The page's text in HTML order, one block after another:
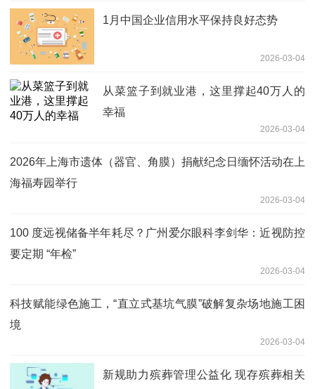
1月中国企业信用水平保持良好态势
2026-03-04
从菜篮子到就业港，这里撑起40万人的
幸福
2026-03-04
2026年上海市遗体（器官、角膜）捐献纪念日缅怀活动在上
海福寿园举行
2026-03-04
100 度远视储备半年耗尽？广州爱尔眼科李剑华：近视防控
要定期 “年检”
2026-03-04
科技赋能绿色施工，“直立式基坑气膜”破解复杂场地施工困
境
2026-03-04
新规助力殡葬管理公益化 现存殡葬相关